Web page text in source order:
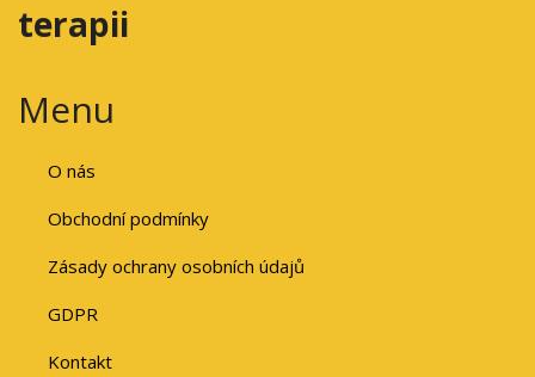
terapii
Menu
O nás
Obchodní podmínky
Zásady ochrany osobních údajů
GDPR
Kontakt